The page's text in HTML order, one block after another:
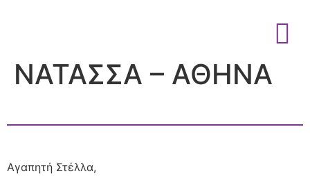
ΝΑΤΑΣΣΑ – ΑΘΗΝΑ
Αγαπητή Στέλλα,